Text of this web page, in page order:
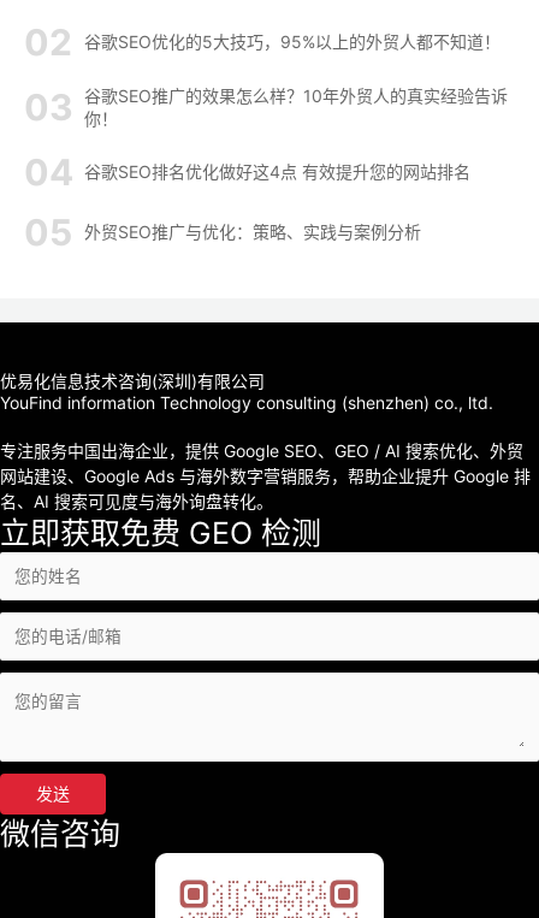
谷歌SEO优化的5大技巧，95%以上的外贸人都不知道！
谷歌SEO推广的效果怎么样？10年外贸人的真实经验告诉
你！
谷歌SEO排名优化做好这4点 有效提升您的网站排名
外贸SEO推广与优化：策略、实践与案例分析
优易化信息技术咨询(深圳)有限公司
YouFind information Technology consulting (shenzhen) co., ltd.
专注服务中国出海企业，提供 Google SEO、GEO / AI 搜索优化、外贸
网站建设、Google Ads 与海外数字营销服务，帮助企业提升 Google 排
名、AI 搜索可见度与海外询盘转化。
立即获取免费 GEO 检测
发送
微信咨询